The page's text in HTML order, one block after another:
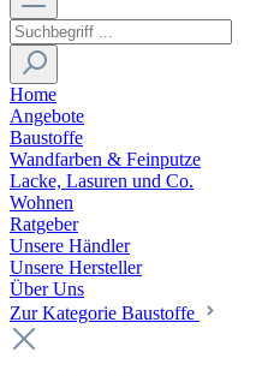
Home
Angebote
Baustoffe
Wandfarben & Feinputze
Lacke, Lasuren und Co.
Wohnen
Ratgeber
Unsere Händler
Unsere Hersteller
Über Uns
Zur Kategorie Baustoffe